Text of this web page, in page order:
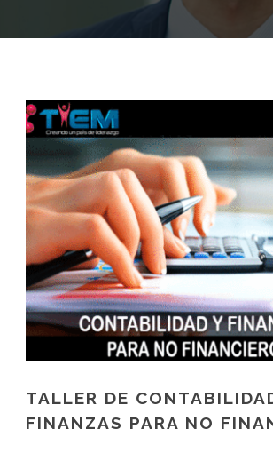
TALLER DE
FINANZAS PARA NO